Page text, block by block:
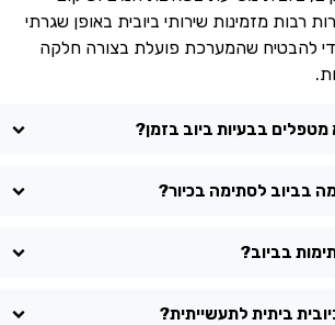
רבות מזמינות שירותי ביובית באופן שגרתי
להבטיח שהמערכת פועלת בצורה חלקה
בבעיות ביוב בזמן?
בביוב לסתימה בכיור?
בביוב?
ביתית לתעשייתית?